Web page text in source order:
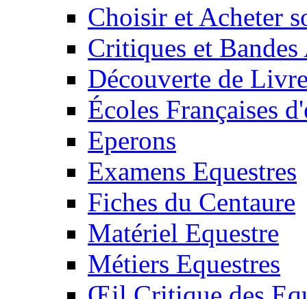
Choisir et Acheter
Critiques et
Découverte de
Écoles Françaises
Eperons
Examens Equestres
Fiches du Centaure
Matériel Equestre
Métiers Equestres